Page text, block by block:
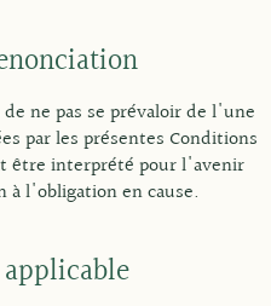
ne pas se prévaloir de l'une
par les présentes Conditions
être interprété pour l'avenir
l'obligation en cause.